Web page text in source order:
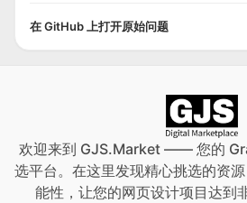
在 GitHub 上打开原始问题
欢迎来到 GJS.Market —— 您的
选平台。在这里发现精心挑选的资
能性，让您的网页设计项目达到